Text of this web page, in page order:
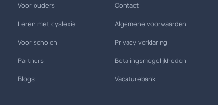
Voor ouders
Leren met dyslexie
Voor scholen
Partners
Blogs
Contact
Algemene voorwaarden
Privacy verklaring
Betalingsmogelijkheden
Vacaturebank